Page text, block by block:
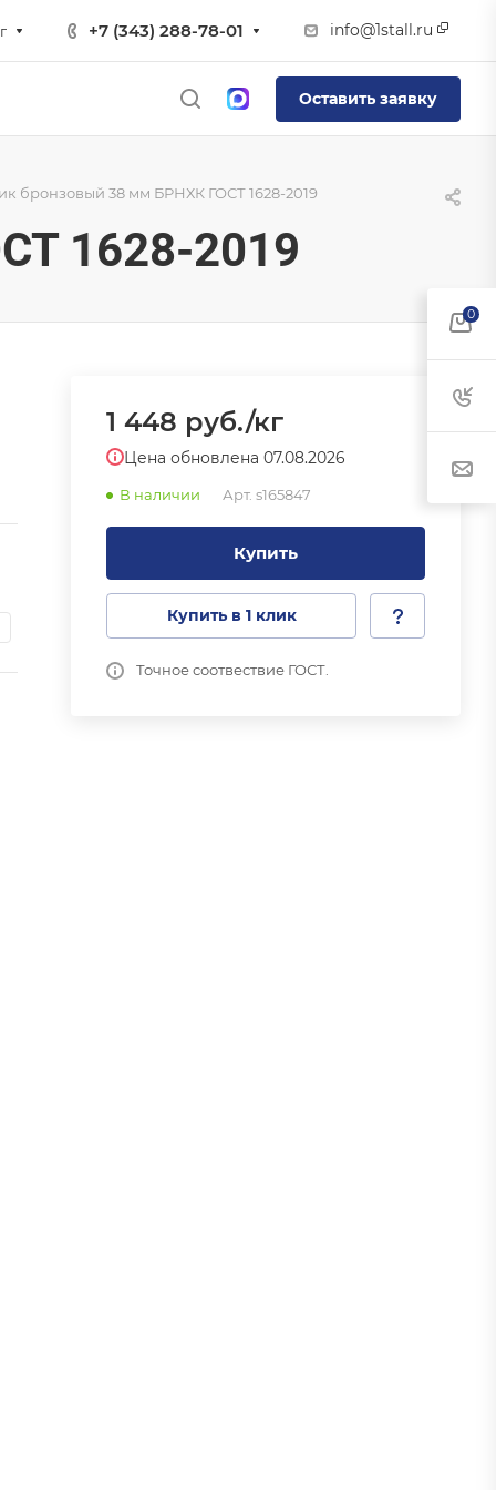
+7 (343) 288-78-01 info@1stall.ru
Оставить заявку
бронзовый 38 мм БРНХК ГОСТ 1628-2019
1628-2019
1 448 руб./кг
Цена обновлена 07.08.2026
В наличии Арт. s165847
Купить
Купить в 1 клик
Точное соотвествие ГОСТ.
0